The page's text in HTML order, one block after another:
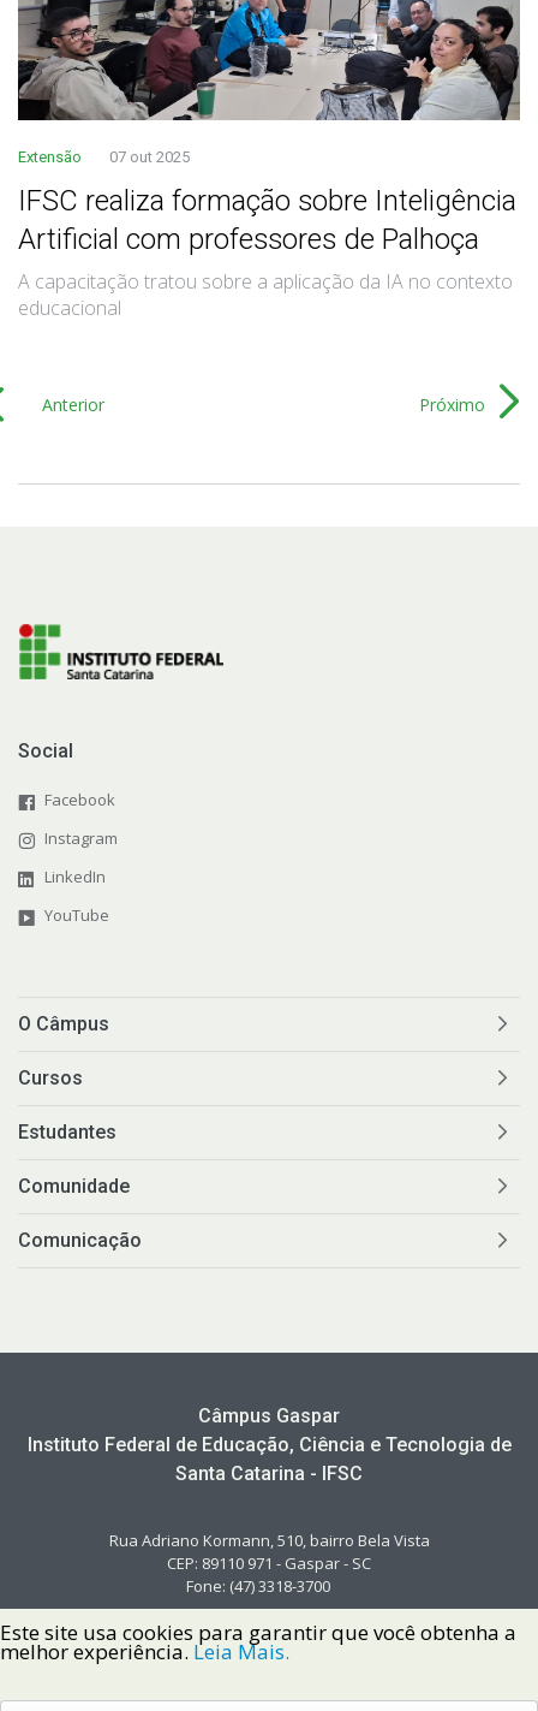
Extensão 07 out 2025
IFSC realiza formação sobre Inteligência
Artificial com professores de Palhoça
A capacitação tratou sobre a aplicação da IA no contexto
educacional
Anterior Próximo
Social
Facebook
Instagram
LinkedIn
YouTube
O Câmpus
Cursos
Estudantes
Comunidade
Comunicação
Câmpus Gaspar
Instituto Federal de Educação, Ciência e Tecnologia de
Santa Catarina - IFSC
Rua Adriano Kormann, 510, bairro Bela Vista
CEP: 89110 971 - Gaspar - SC
Fone: (47) 3318-3700
Este site usa cookies para garantir que você obtenha a
melhor experiência. Leia Mais.